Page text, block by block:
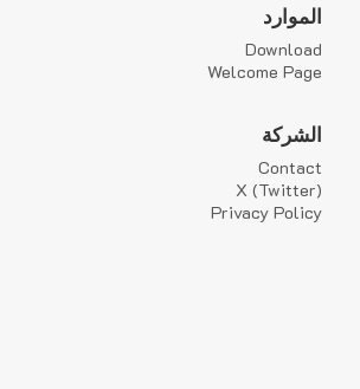
الموارد
Download
Welcome Page
الشركة
Contact
X (Twitter)
Privacy Policy